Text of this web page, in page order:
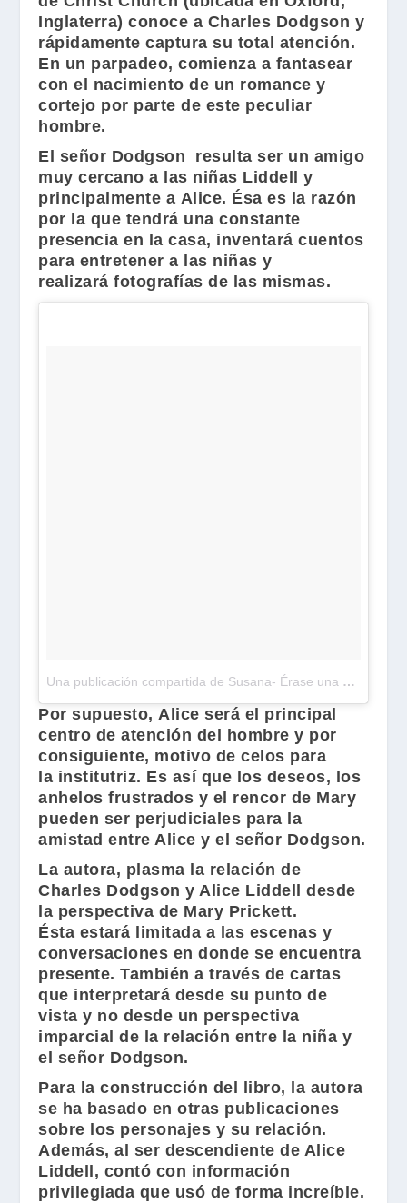
Inglaterra) conoce a Charles Dodgson y
rápidamente captura su total atención.
En un parpadeo, comienza a fantasear
con el nacimiento de un romance y
cortejo por parte de este peculiar
hombre.
El señor Dodgson resulta ser un amigo
muy cercano a las niñas Liddell
y
principalmente a Alice. Ésa es la razón
por la que tendrá una constante
presencia en la casa, inventará cuentos
para entretener a las niñas y
realizará fotografías de las mismas.
Una publicación compartida de Susana- Érase una Devoralibros (@unadevoralibros)
Por supuesto,Alice será el principal
centro de atención del hombre y por
consiguiente, motivo de celos para
la institutriz. Es así que los deseos, los
anhelos frustrados y el rencor de Mary
pueden ser perjudiciales para la
amistad entreAlice y el señor Dodgson.
La autora, plasma la relación de
Charles Dodgson yAlice Liddell
desde
la perspectiva de Mary Prickett.
Ésta estará limitada a las escenas y
conversaciones en donde se encuentra
presente. También a través de cartas
que interpretará desde su punto de
vista y no desde un perspectiva
imparcial de la relación entre la niña y
el señor Dodgson.
Para la construcción del libro, la autora
se ha basado en otras publicaciones
sobre los personajes y su relación.
Además, al ser descendiente de Alice
Liddell , contó con información
privilegiada que usó de forma increíble.